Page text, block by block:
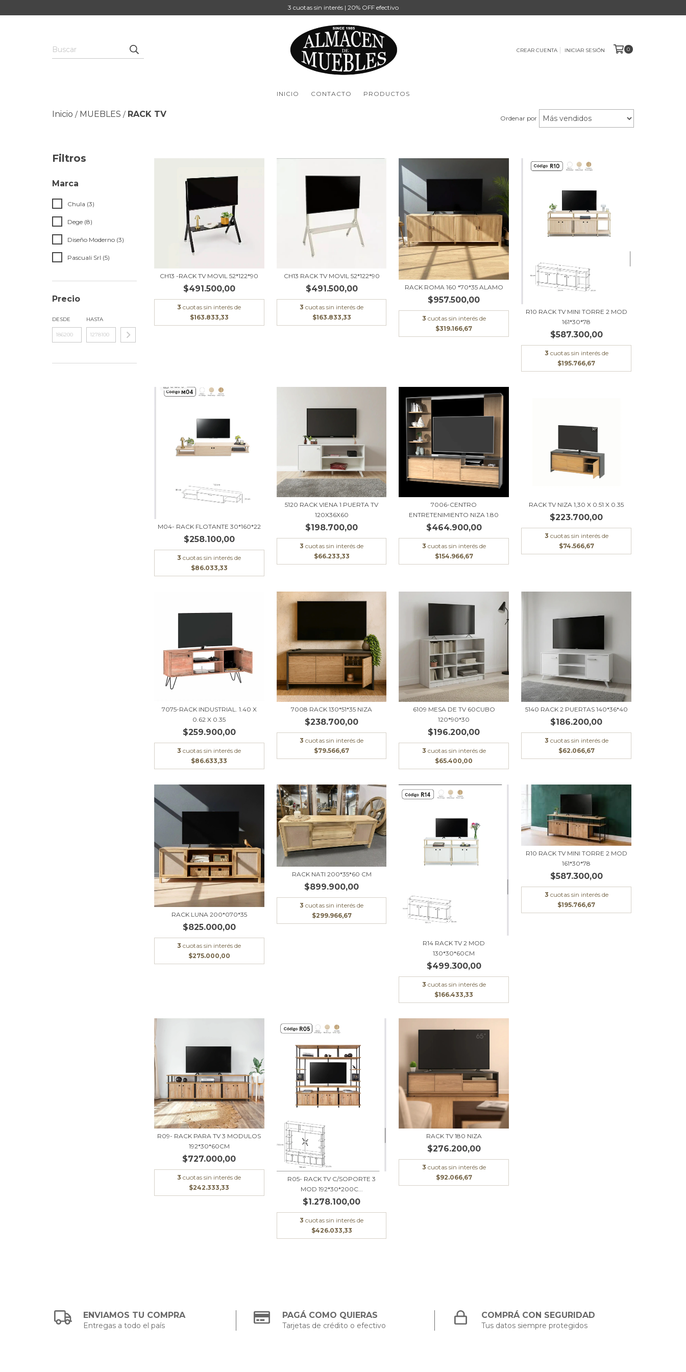
3 cuotas sin interés | 20% OFF efectivo
CREAR CUENTA INICIAR SESIÓN 0
INICIO CONTACTO PRODUCTOS
Inicio / MUEBLES / RACK TV Ordenar por
Filtros
Marca
Chula (3)
Dege (8)
Diseño Moderno (3)
Pascuali Srl (5)
Precio
DESDE HASTA
CH13 -RACK TV MOVIL 52*122*90
$491.500,00
3 cuotas sin interés de
$163.833,33
CH13 RACK TV MOVIL 52*122*90
$491.500,00
3 cuotas sin interés de
$163.833,33
RACK ROMA 160 *70*35 ALAMO
$957.500,00
3 cuotas sin interés de
$319.166,67
R10 RACK TV MINI TORRE 2 MOD
161*30*78
$587.300,00
3 cuotas sin interés de
$195.766,67
M04- RACK FLOTANTE 30*160*22
$258.100,00
3 cuotas sin interés de
$86.033,33
5120 RACK VIENA 1 PUERTA TV
120X36X60
$198.700,00
3 cuotas sin interés de
$66.233,33
7006-CENTRO
ENTRETENIMIENTO NIZA 1.80
$464.900,00
3 cuotas sin interés de
$154.966,67
RACK TV NIZA 1,30 X 0.51 X 0.35
$223.700,00
3 cuotas sin interés de
$74.566,67
7075-RACK INDUSTRIAL. 1.40 X
0.62 X 0.35
$259.900,00
3 cuotas sin interés de
$86.633,33
7008 RACK 130*51*35 NIZA
$238.700,00
3 cuotas sin interés de
$79.566,67
6109 MESA DE TV 60CUBO
120*90*30
$196.200,00
3 cuotas sin interés de
$65.400,00
5140 RACK 2 PUERTAS 140*36*40
$186.200,00
3 cuotas sin interés de
$62.066,67
RACK LUNA 200*070*35
$825.000,00
3 cuotas sin interés de
$275.000,00
RACK NATI 200*35*60 CM
$899.900,00
3 cuotas sin interés de
$299.966,67
R14 RACK TV 2 MOD
130*30*60CM
$499.300,00
3 cuotas sin interés de
$166.433,33
R10 RACK TV MINI TORRE 2 MOD
161*30*78
$587.300,00
3 cuotas sin interés de
$195.766,67
R09- RACK PARA TV 3 MODULOS
192*30*60CM
$727.000,00
3 cuotas sin interés de
$242.333,33
R05- RACK TV C/SOPORTE 3
MOD 192*30*200C...
$1.278.100,00
3 cuotas sin interés de
$426.033,33
RACK TV 180 NIZA
$276.200,00
3 cuotas sin interés de
$92.066,67
ENVIAMOS TU COMPRA
Entregas a todo el país
PAGÁ COMO QUIERAS
Tarjetas de crédito o efectivo
COMPRÁ CON SEGURIDAD
Tus datos siempre protegidos